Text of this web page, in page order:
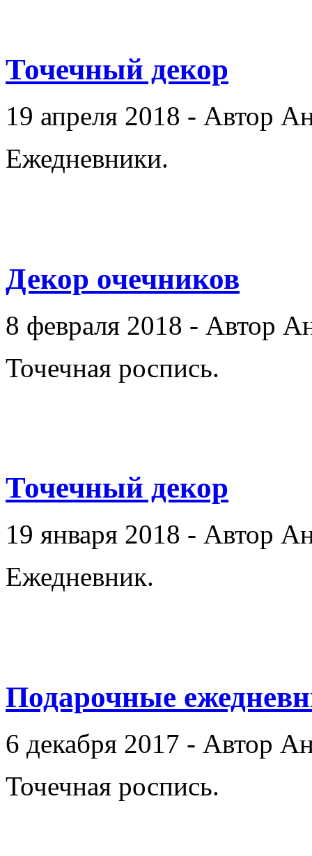
Точечный декор
19 апреля 2018 - Автор
Ежедневники.
Декор очечников
8 февраля 2018 - Автор
Точечная роспись.
Точечный декор
19 января 2018 - Автор
Ежедневник.
Подарочные
6 декабря 2017 - Автор
Точечная роспись.